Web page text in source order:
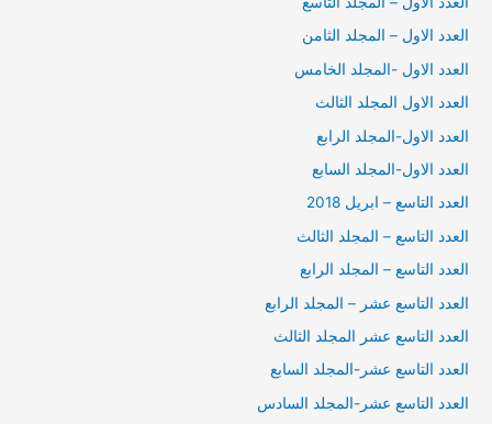
العدد الاول – المجلد الثامن
العدد الاول -المجلد الخامس
العدد الاول المجلد الثالث
العدد الاول-المجلد الرابع
العدد الاول-المجلد السابع
العدد التاسع – ابريل 2018
العدد التاسع – المجلد الثالث
العدد التاسع – المجلد الرابع
العدد التاسع عشر – المجلد الرابع
العدد التاسع عشر المجلد الثالث
العدد التاسع عشر-المجلد السابع
العدد التاسع عشر-المجلد السادس